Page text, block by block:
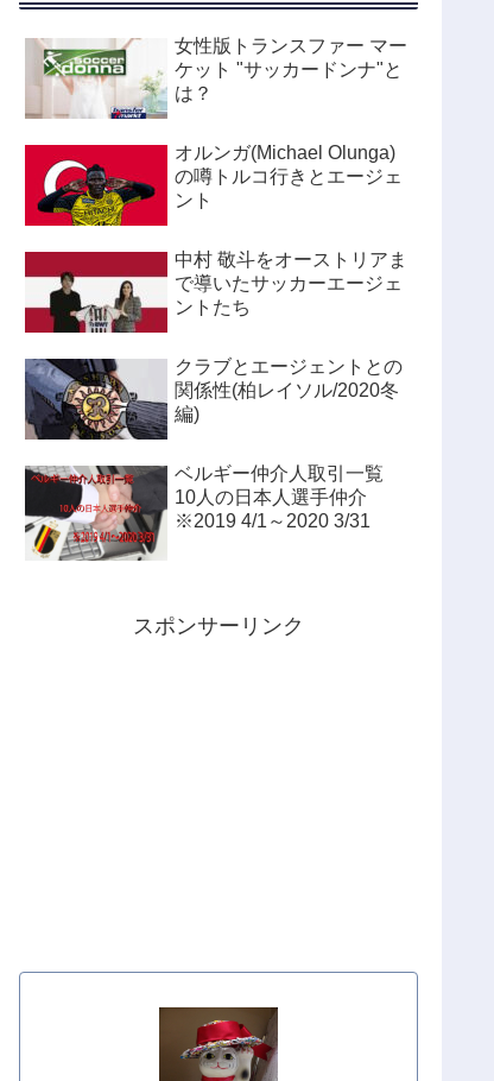
女性版トランスファー マー
ケット "サッカードンナ"と
は？
オルンガ(Michael Olunga)
の噂トルコ行きとエージェ
ント
中村 敬斗をオーストリアま
で導いたサッカーエージェ
ントたち
クラブとエージェントとの
関係性(柏レイソル/2020冬
編)
ベルギー仲介人取引一覧
10人の日本人選手仲介
※2019 4/1～2020 3/31
スポンサーリンク